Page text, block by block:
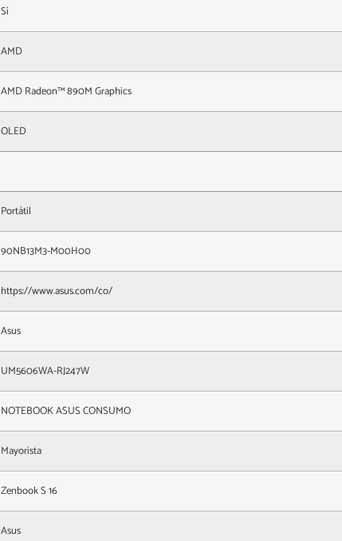
Sí
AMD
AMD Radeon™ 890M Graphics
OLED
Portátil
90NB13M3-M00H00
https://www.asus.com/co/
Asus
UM5606WA-RJ247W
NOTEBOOK ASUS CONSUMO
Mayorista
Zenbook S 16
Asus